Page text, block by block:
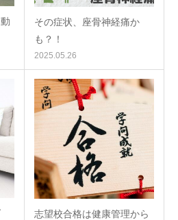
その症状、座骨神経痛か
も？！
2025.05.26
志望校合格は健康管理から